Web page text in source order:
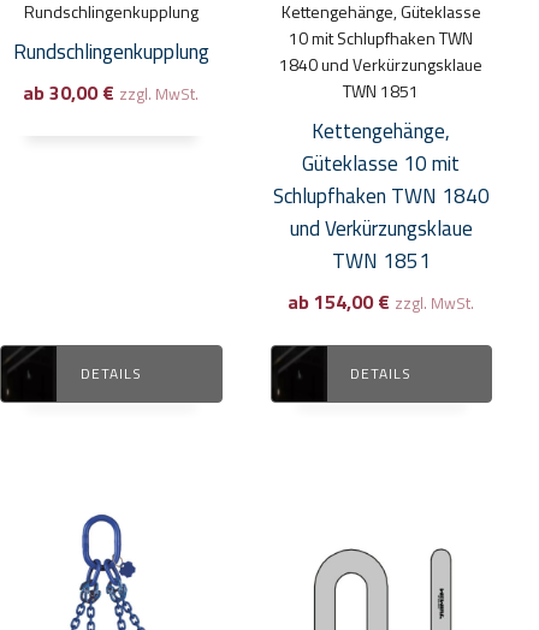
Rundschlingenkupplung
Rundschlingenkupplung
ab30,00€ zzgl. MwSt.
DETAILS
auf
der
Kettengehänge, Güteklasse
10 mit Schlupfhaken TWN
1840 und Verkürzungsklaue
TWN 1851
Kettengehänge,
Güteklasse 10 mit
Schlupfhaken TWN 1840
und Verkürzungsklaue
TWN 1851
ab 154,00€ zzgl. MwSt.
DETAILS
können
auf
Produktseite
gewählt
werden
Produkt
weist